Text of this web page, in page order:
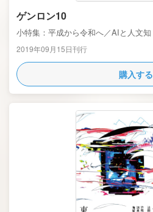
ゲンロン10
小特集：平成から令和へ／AIと人文知
2019年09月15日刊行
購入する